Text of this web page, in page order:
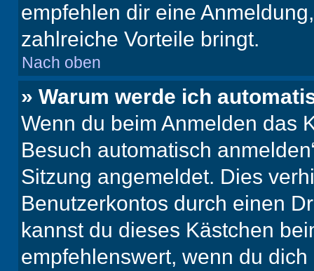
empfehlen dir eine
zahlreiche Vorteile bringt.
Nach oben
» Warum werde ich
Wenn du beim Anmelden das
Besuch automatisch
Sitzung angemeldet. Dies
Benutzerkontos durch einen
kannst du dieses Kästchen
empfehlenswert, wenn du